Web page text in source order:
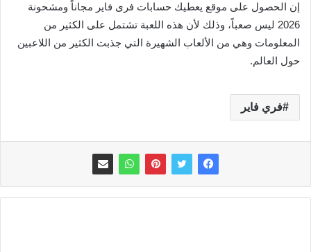
إن الحصول على موقع يعطيك حسابات فرى فاير مجاناً ومشحونة
2026 ليس صعباً، وذلك لأن هذه اللعبة تشتمل على الكثير من
المعلومات وهي من الألعاب الشهيرة التي جذبت الكثير من اللاعبين
حول العالم.
فري فاير